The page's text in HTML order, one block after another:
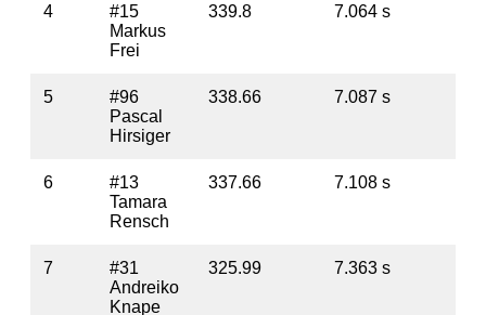
4
#15
Markus
Frei
339.8 7.064 s
5
#96
Pascal
Hirsiger
338.66 7.087 s
6
#13
Tamara
Rensch
337.66 7.108 s
7
#31
Andreiko
Knape
325.99 7.363 s